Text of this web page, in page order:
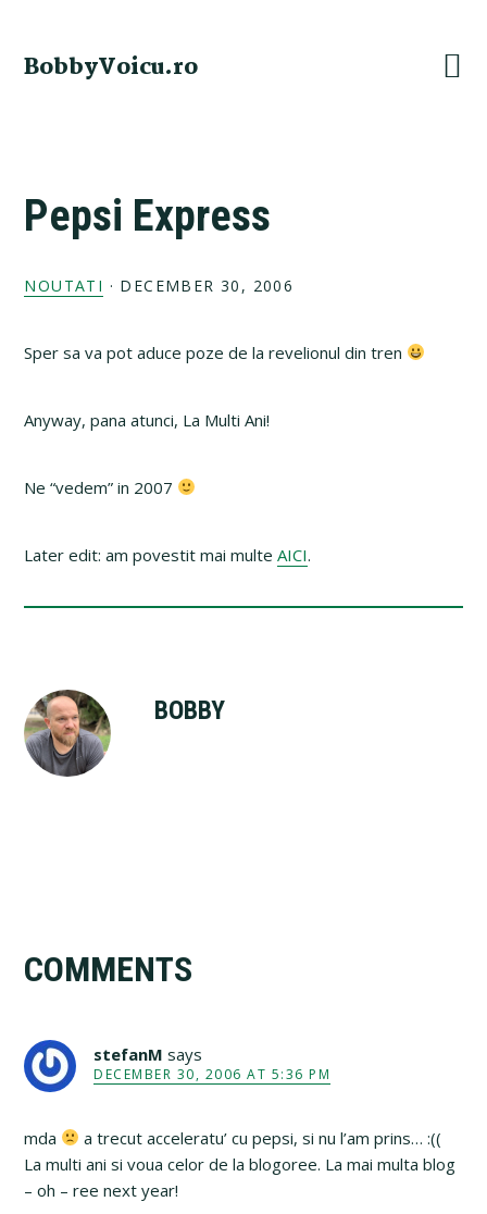
primary
main
primary
footer
BobbyVoicu.ro
Pepsi Express
NOUTATI · DECEMBER 30, 2006
Sper sa va pot aduce poze de la revelionul din tren
Anyway, pana atunci, La Multi Ani!
Ne “vedem” in 2007
Later edit: am povestit mai multeAICI.
BOBBY
Interactions
COMMENTS
stefanM says
DECEMBER 30, 2006 AT 5:36 PM
mda
a trecut acceleratu’ cu pepsi, si nu l’am prins… :((
La multi ani si voua celor de la blogoree. La mai multa blog
– oh – ree next year!